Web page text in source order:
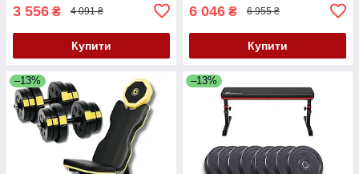
3 556 ₴ 4 091 ₴
Купити
6 046 ₴ 6 955 ₴
Купити
–13% –13%